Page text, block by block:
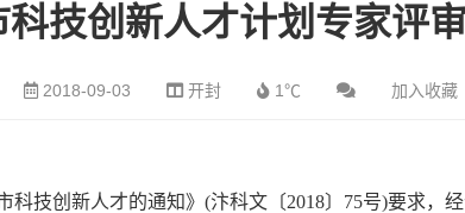
技创新人才计划专家评
2018-09-03 开封 1℃ 加入收藏
科技创新人才的通知》(汴科文〔2018〕75号)要求，